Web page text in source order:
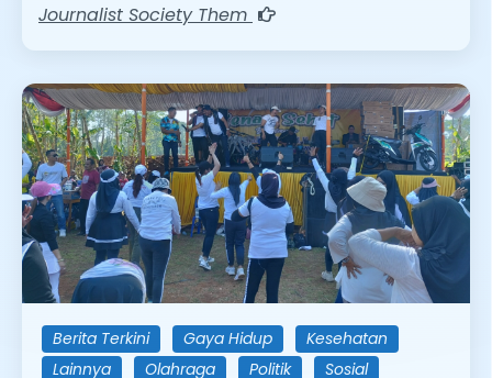
Journalist Society Them
Berita Terkini Gaya Hidup
Kesehatan
Lainnya
Olahraga Politik Sosial